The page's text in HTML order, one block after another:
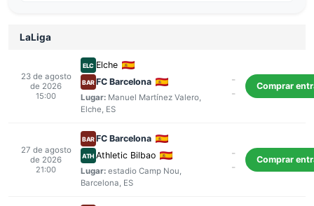
LaLiga
23 de agosto
de 2026
15:00
ELC Elche
BARFC Barcelona
Lugar: Manuel Martínez Valero,
Elche, ES
-
-
Comprar
27 de agosto
de 2026
21:00
BARFC Barcelona
ATH Athletic Bilbao
Lugar: estadio Camp Nou,
Barcelona, ES
-
-
Comprar